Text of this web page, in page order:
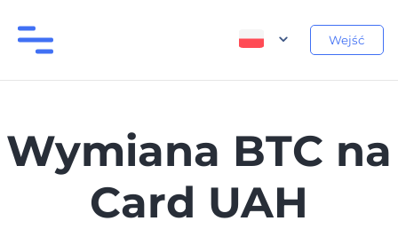
Wejść
Wymiana BTC na
Card UAH